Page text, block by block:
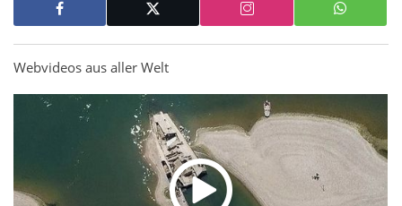
Webvideos aus aller Welt